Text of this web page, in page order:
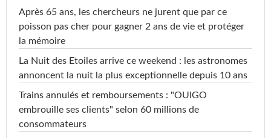
Après 65 ans, les chercheurs ne jurent que par ce
poisson pas cher pour gagner 2 ans de vie et protéger
la mémoire
La Nuit des Etoiles arrive ce weekend : les astronomes
annoncent la nuit la plus exceptionnelle depuis 10 ans
Trains annulés et remboursements : "OUIGO
embrouille ses clients" selon 60 millions de
consommateurs